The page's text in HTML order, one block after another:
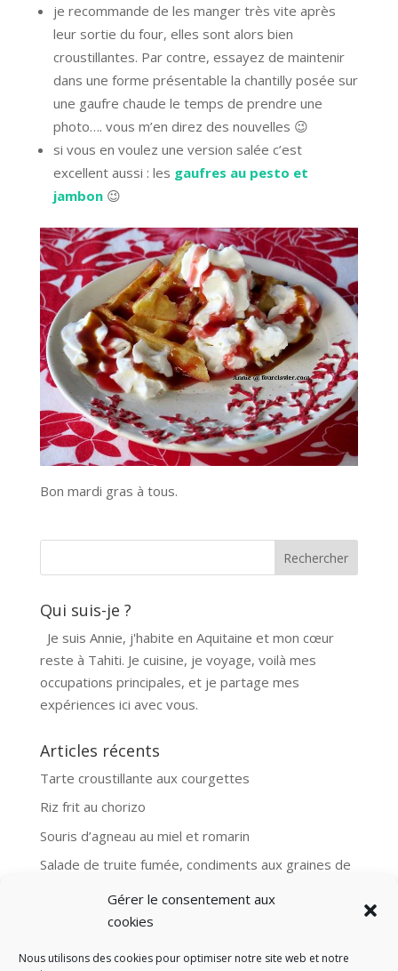
Gérer le consentement aux
cookies
Nous utilisons des cookies pour optimiser notre site web et notre
je recommande de les manger très vite après
leur sortie du four, elles sont alors bien
croustillantes. Par contre, essayez de maintenir
dans une forme présentable la chantilly posée sur
une gaufre chaude le temps de prendre une
photo…. vous m’en direz des nouvelles 😉
si vous en voulez une version salée c’est
excellent aussi : les gaufres au pesto et
jambon😉
Bon mardi gras à tous.
Qui suis-je ?
Je suis Annie, j'habite en Aquitaine et mon cœur
reste à Tahiti. Je cuisine, je voyage, voilà mes
occupations principales, et je partage mes
expériences ici avec vous.
Articles récents
Tarte croustillante aux courgettes
Riz frit au chorizo
Souris d’agneau au miel et romarin
Salade de truite fumée, condiments aux graines de
Aubergines et boulgour, recette Ottolenghi